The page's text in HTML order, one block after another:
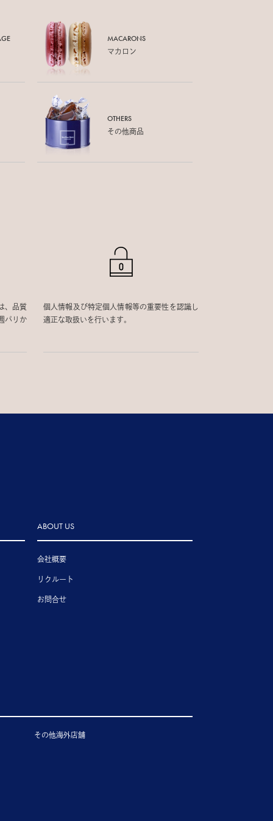
MACARONS
マカロン
OTHERS
その他商品
、品質
パリか
個人情報及び特定個人情報等の重要性を認識し
適正な取扱いを行います。
ABOUT US
会社概要
リクルート
お問合せ
その他海外店舗